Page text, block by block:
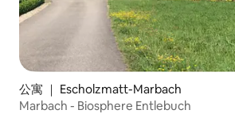
公寓 ｜ Escholzmatt-Marbach
Marbach - Biosphere Entlebuch